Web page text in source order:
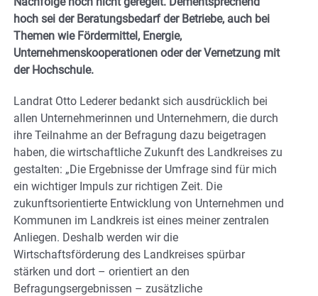
hoch sei der Beratungsbedarf der Betriebe, auch bei
Themen wie Fördermittel, Energie,
Unternehmenskooperationen oder der Vernetzung mit
der Hochschule.
Landrat Otto Lederer bedankt sich ausdrücklich bei
allen Unternehmerinnen und Unternehmern, die durch
ihre Teilnahme an der Befragung dazu beigetragen
haben, die wirtschaftliche Zukunft des Landkreises zu
gestalten: „Die Ergebnisse der Umfrage sind für mich
ein wichtiger Impuls zur richtigen Zeit. Die
zukunftsorientierte Entwicklung von Unternehmen und
Kommunen im Landkreis ist eines meiner zentralen
Anliegen. Deshalb werden wir die
Wirtschaftsförderung des Landkreises spürbar
stärken und dort – orientiert an den
Befragungsergebnissen – zusätzliche